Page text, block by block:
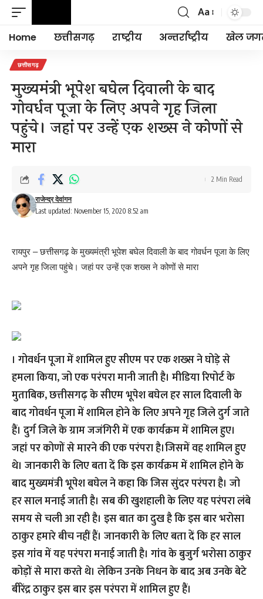
Font
Resizer
Aa
Home छत्तीसगढ़ राष्ट्रीय अन्तर्राष्ट्रीय खेल
छत्तीसगढ़
मुख्यमंत्री भूपेश बघेल दिवाली के बाद
गोवर्धन पूजा के लिए अपने गृह जिला
पहुंचे। जहां पर उन्हें एक शख्स ने कोणों से
मारा
Last updated: November 15, 2020 8:52 am
राजेन्द्र देवांगन
2 Min Read
रायपुर – छत्तीसगढ़ के मुख्यमंत्री भूपेश बघेल दिवाली के बाद गोवर्धन पूजा के लिए
अपने गृह जिला पहुंचे। जहां पर उन्हें एक शख्स ने कोणों से मारा
। गोवर्धन पूजा में शामिल हुए सीएम पर एक शख्स ने घोड़े से
हमला किया, जो एक परंपरा मानी जाती है। मीडिया रिपोर्ट के
मुताबिक, छत्तीसगढ़ के सीएम भूपेश बघेल हर साल दिवाली के
बाद गोवर्धन पूजा में शामिल होने के लिए अपने गृह जिले दुर्ग जाते
हैं। दुर्ग जिले के ग्राम जजंगिरी में एक कार्यक्रम में शामिल हुए।
जहां पर कोणों से मारने की एक परंपरा है।जिसमें वह शामिल हुए
थे। जानकारी के लिए बता दें कि इस कार्यक्रम में शामिल होने के
बाद मुख्यमंत्री भूपेश बघेल ने कहा कि जिस सुंदर परंपरा है। जो
हर साल मनाई जाती है। सब की खुशहाली के लिए यह परंपरा लंबे
समय से चली आ रही है। इस बात का दुख है कि इस बार भरोसा
ठाकुर हमारे बीच नहीं हैं। जानकारी के लिए बता दें कि हर साल
इस गांव में यह परंपरा मनाई जाती है। गांव के बुजुर्ग भरोसा ठाकुर
कोड़ों से मारा करते थे। लेकिन उनके निधन के बाद अब उनके बेटे
बीरेंद्र ठाकुर इस बार इस परंपरा में शामिल हुए हैं।